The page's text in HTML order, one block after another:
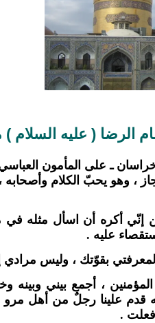
الرضا ( عليه السلام
ـ على المأمون
يحبّ الكلام وأصحابه ،
إنّي أكره أن اسأل
عليه .
لمعرفتي بقوّتك ، وليس
، أجمع بيني وبينه
قدم علينا رجلٌ من أهل
فعلت .